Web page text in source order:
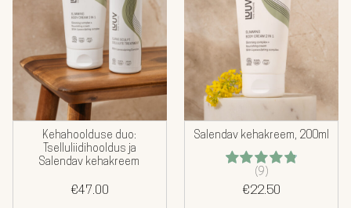
TEHASEMÜÜK
BLOGI
MEIST
MINU KONTO EST
Kehahoolduse duo:
Tselluliidihooldus ja
Salendav kehakreem
€47.00
Salendav kehakreem, 200ml
Hinnanguga
4.89/ 5
€22.50
(9)